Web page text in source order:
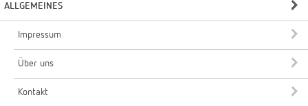
ALLGEMEINES
Impressum
Über uns
Kontakt